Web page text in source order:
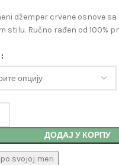
džemper crvene osnove
stilu. Ručno rađen od 100%
ДОДАЈ У КОРПУ
svojoj meri